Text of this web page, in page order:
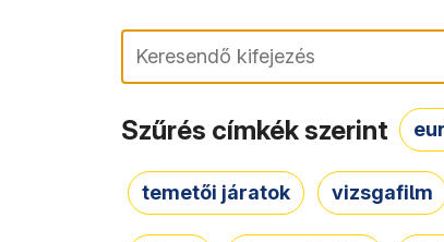
Keresés
Szűrés címkék szerint
temetői járatok vizsgafilm